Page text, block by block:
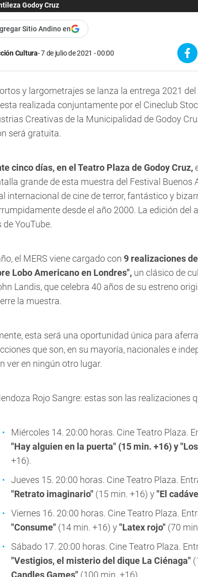
Godoy Cruz
Sitio Andino en
Cultura 7 de julio de 2021 - 00:00
y largometrajes se lanza la entrega 2021
realizada conjuntamente por el Cineclub
Creativas de la Municipalidad de Godoy
será gratuita.
cinco días, en el Teatro Plaza de Godoy Cruz,
grande de esta muestra del Festival Buenos
internacional de cine de terror, fantástico y
desde el año 2000. La edición del
de YouTube.
el MERS viene cargado con 9 realizaciones
Lobo Americano en Londres", un clásico de
Landis, que celebra 40 años de su estreno
la muestra.
esta será una oportunidad única para
que son, en su mayoría, nacionales e
ver en ningún otro lugar.
Rojo Sangre: estas son las realizaciones
Miércoles 14. 20:00 horas. Cine Teatro Plaza.
"Hay alguien en la puerta" (15 min. +16) y
+16).
Jueves 15. 20:00 horas. Cine Teatro Plaza.
"Retrato imaginario" (15 min. +16) y "El
Viernes 16. 20:00 horas. Cine Teatro Plaza.
"Consume" (14 min. +16) y "Latex rojo" (70
Sábado 17. 20:00 horas. Cine Teatro Plaza.
"Vestigios, el misterio del dique La Ciénaga"
Candles Games" (100 min. +16).